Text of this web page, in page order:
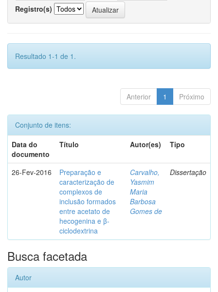
Registro(s)
Resultado 1-1 de 1.
Anterior 1 Próximo
Conjunto de itens:
Data do
documento
Título Autor(es) Tipo
26-Fev-2016
Preparação e
caracterização de
complexos de
inclusão formados
entre acetato de
hecogenina e β-
ciclodextrina
Carvalho,
Yasmim
Maria
Barbosa
Gomes de
Dissertação
Busca facetada
Autor